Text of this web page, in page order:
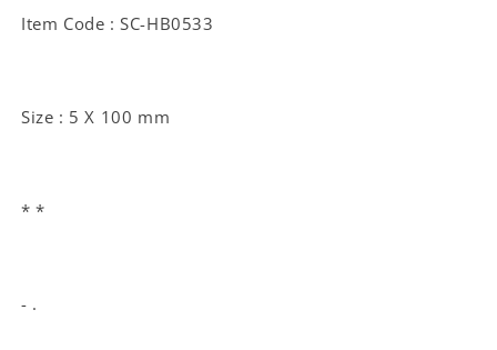
Item Code : SC-HB0533
Size : 5 X 100 mm
* *
- .